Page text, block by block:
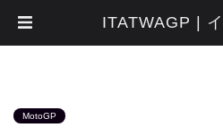
MotoGP
ITATWAGP |